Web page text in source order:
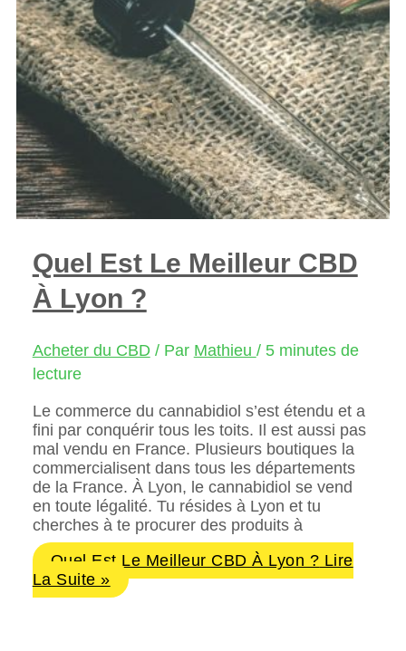
Quel Est Le Meilleur CBD
À Lyon ?
Acheter du CBD / Par Mathieu / 5 minutes de
lecture
Le commerce du cannabidiol s’est étendu et a
fini par conquérir tous les toits. Il est aussi pas
mal vendu en France. Plusieurs boutiques la
commercialisent dans tous les départements
de la France. À Lyon, le cannabidiol se vend
en toute légalité. Tu résides à Lyon et tu
cherches à te procurer des produits à
Quel Est Le Meilleur CBD À Lyon ? Lire
La Suite »